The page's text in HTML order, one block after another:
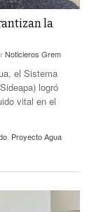
la
Noticieros Grem
el Sistema
logró
vital en el
Proyecto Agua